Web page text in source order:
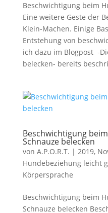
Beschwichtigung beim
Eine weitere Geste der
Klein-Machen. Einige
Entstehung von
ich dazu im Blogpost -
belecken- bereits
Beschwichtigung
Schnauze belecken
von A.P.O.R.T. | 2019,
Hundebeziehung leicht
Körpersprache
Beschwichtigung beim
Schnauze belecken